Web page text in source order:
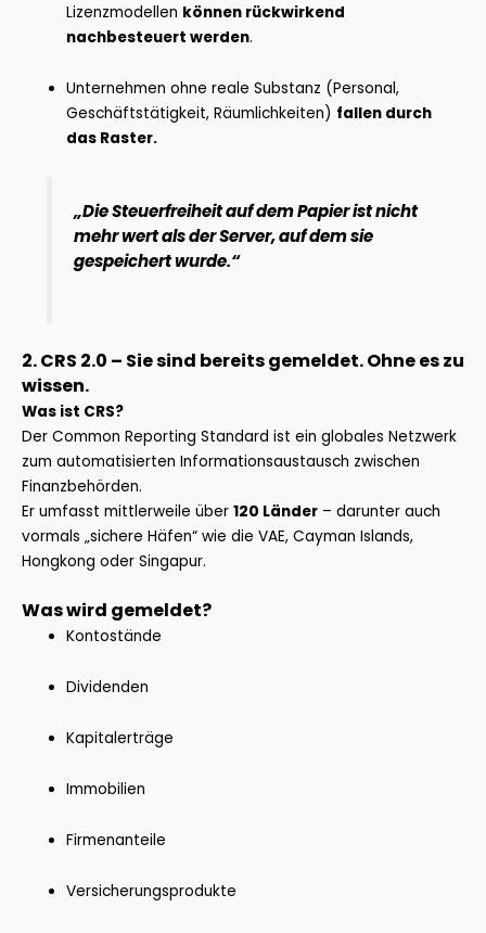
Lizenzmodellen können rückwirkend
nachbesteuert werden.
Unternehmen ohne reale Substanz (Personal,
Geschäftstätigkeit, Räumlichkeiten) fallen durch
das Raster.
„Die Steuerfreiheit auf dem Papier ist nicht
mehr wert als der Server, auf dem sie
gespeichert wurde.“
2. CRS 2.0 – Sie sind bereits gemeldet. Ohne es zu
wissen.
Was ist CRS?
Der Common Reporting Standard ist ein globales Netzwerk
zum automatisierten Informationsaustausch zwischen
Finanzbehörden.
Er umfasst mittlerweile über 120 Länder – darunter auch
vormals „sichere Häfen“ wie die VAE, Cayman Islands,
Hongkong oder Singapur.
Was wird gemeldet?
Kontostände
Dividenden
Kapitalerträge
Immobilien
Firmenanteile
Versicherungsprodukte